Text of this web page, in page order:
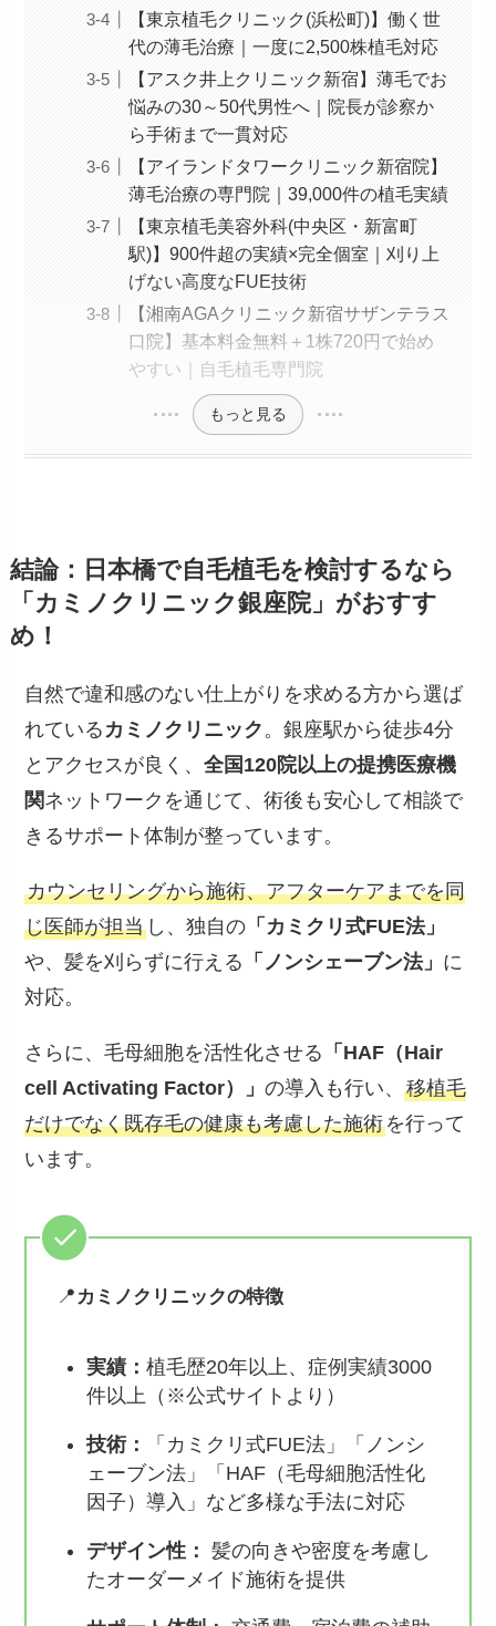
【東京植毛クリニック(浜松町)】働く世
代の薄毛治療｜一度に2,500株植毛対応
【アスク井上クリニック新宿】薄毛でお
悩みの30～50代男性へ｜院長が診察か
ら手術まで一貫対応
【アイランドタワークリニック新宿院】
薄毛治療の専門院｜39,000件の植毛実績
【東京植毛美容外科(中央区・新富町
駅)】900件超の実績×完全個室｜刈り上
げない高度なFUE技術
【湘南AGAクリニック新宿サザンテラス
口院】基本料金無料＋1株720円で始め
やすい｜自毛植毛専門院
もっと見る
結論：日本橋で自毛植毛を検討するなら
「カミノクリニック銀座院」がおすす
め！
自然で違和感のない仕上がりを求める方から選ば
れている カミノクリニック。銀座駅から徒歩4分
とアクセスが良く、全国120院以上の提携医療機
関ネットワークを通じて、術後も安心して相談で
きるサポート体制が整っています。
カウンセリングから施術、アフターケアまでを同
じ医師が担当 し、独自の 「カミクリ式FUE法」
や、髪を刈らずに行える 「ノンシェーブン法」 に
対応。
さらに、毛母細胞を活性化させる 「HAF（Hair
cell Activating Factor）」の導入も行い、移植毛
だけでなく既存毛の健康も考慮した施術を行って
います。
📍 カミノクリニックの特徴
実績：植毛歴20年以上、症例実績3000
件以上（※公式サイトより）
技術 ：
「カミクリ式FUE法」「ノンシ
ェーブン法」「HAF（毛母細胞活性化
因子）導入」など多様な手法に対応
デザイン性： 髪の向きや密度を考慮し
たオーダーメイド施術を提供